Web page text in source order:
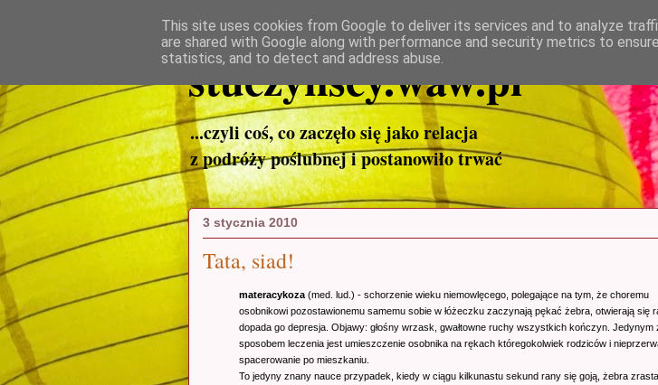
stuczynscy.waw.pl
...czyli coś, co zaczęło się jako relacja
z podróży poślubnej i postanowiło trwać
3 stycznia 2010
Tata, siad!
materacykoza (med. lud.) - schorzenie wieku niemowlęcego, polegające na tym, że choremu
osobnikowi pozostawionemu samemu sobie w łóżeczku zaczynają pękać żebra, otwierają się
dopada go depresja. Objawy: głośny wrzask, gwałtowne ruchy wszystkich kończyn. Jedynym
sposobem leczenia jest umieszczenie osobnika na rękach któregokolwiek rodziców i
spacerowanie po mieszkaniu.
To jedyny znany nauce przypadek, kiedy w ciągu kilkunastu sekund rany się goją, żebra
This site uses cookies from Google to deliver its services and to analyze
are shared with Google along with performance and security metrics to
statistics, and to detect and address abuse.